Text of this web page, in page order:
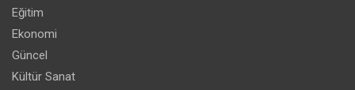
Eğitim
Ekonomi
Güncel
Kültür Sanat